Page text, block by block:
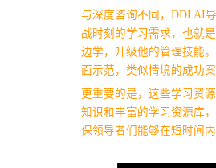
与深度咨询不同，DDI AI
战时刻的学习需求，也就
边学，升级他的管理技能。
面示范，类似情境的成功
更重要的是，这些学习资
知识和丰富的学习资源库
保领导者们能够在短时间内